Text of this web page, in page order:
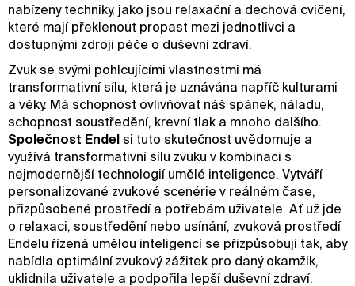
nabízeny techniky, jako jsou relaxační a dechová cvičení,
které mají překlenout propast mezi jednotlivci a
dostupnými zdroji péče o duševní zdraví.
Zvuk se svými pohlcujícími vlastnostmi má
transformativní sílu, která je uznávána napříč kulturami
a věky. Má schopnost ovlivňovat náš spánek, náladu,
schopnost soustředění, krevní tlak a mnoho dalšího.
Společnost Endel si tuto skutečnost uvědomuje a
využívá transformativní sílu zvuku v kombinaci s
nejmodernější technologií umělé inteligence. Vytváří
personalizované zvukové scenérie v reálném čase,
přizpůsobené prostředí a potřebám uživatele. Ať už jde
o relaxaci, soustředění nebo usínání, zvuková prostředí
Endelu řízená umělou inteligencí se přizpůsobují tak, aby
nabídla optimální zvukový zážitek pro daný okamžik,
uklidnila uživatele a podpořila lepší duševní zdraví.